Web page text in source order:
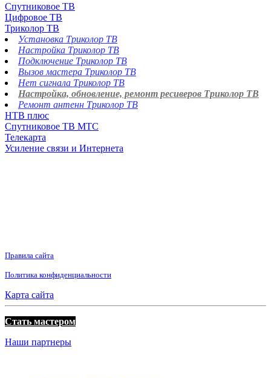
Спутниковое ТВ
Цифровое ТВ
Триколор ТВ
Установка Триколор ТВ
Настройка Триколор ТВ
Подключение Триколор ТВ
Вызов мастера Триколор ТВ
Нет сигнала Триколор ТВ
Настройка, обновление, ремонт ресиверов Триколор ТВ
Ремонт антенн Триколор ТВ
НТВ плюс
Спутниковое ТВ МТС
Телекарта
Усиление связи и Интернета
Правила сайта
Политика конфиденциальности
Карта сайта
Стать мастером
Наши партнеры